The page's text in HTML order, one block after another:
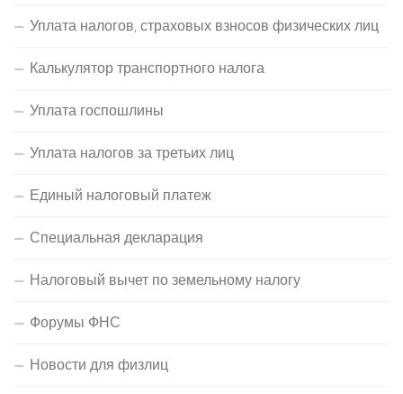
Уплата налогов, страховых взносов физических лиц
Калькулятор транспортного налога
Уплата госпошлины
Уплата налогов за третьих лиц
Единый налоговый платеж
Специальная декларация
Налоговый вычет по земельному налогу
Форумы ФНС
Новости для физлиц